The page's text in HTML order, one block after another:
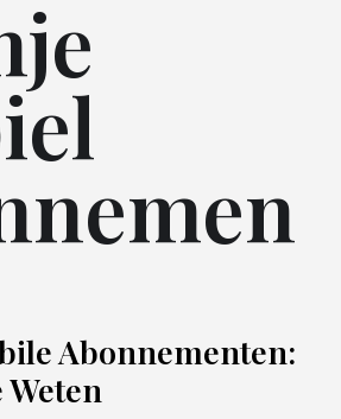
Abonnementen:
Weten